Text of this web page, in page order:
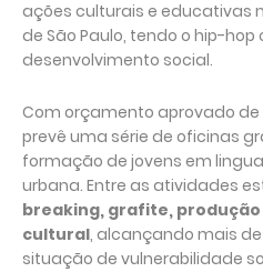
ações culturais e educativas
de São Paulo, tendo o hip-
desenvolvimento social.
Com orçamento aprovado de
prevê uma série de oficinas
formação de jovens em
urbana. Entre as atividades
breaking, grafite,
cultural, alcançando mais
situação de vulnerabilidade